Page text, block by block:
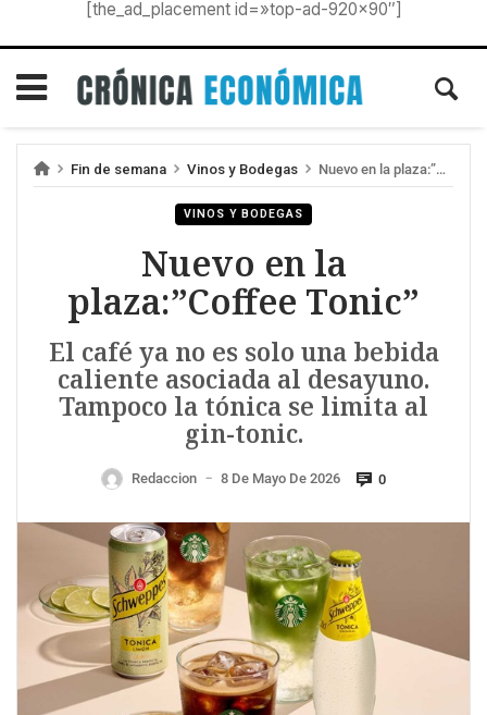
[the_ad_placement id=»top-ad-920×90″]
Fin de semana Vinos y Bodegas Nuevo en la plaza:”Coffee Tonic”
VINOS Y BODEGAS
Nuevo en la
plaza:”Coffee Tonic”
El café ya no es solo una bebida
caliente asociada al desayuno.
Tampoco la tónica se limita al
gin-tonic.
Redaccion — 8 De Mayo De 2026 0